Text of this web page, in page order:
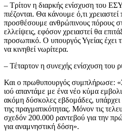
– Τρίτον η διαρκής ενίσχυση του ΕΣΥ
πιέζονται. Θα κάνουμε ό,τι
προσθέσουμε ανθρώπινους πόρους
ελλείψεις, εφόσον χρειαστεί θα
προσωπικό. Ο υπουργός Υγείας έχει
να κινηθεί νωρίτερα.
– Τέταρτον η συνεχής ενίσχυση του
Και ο πρωθυπουργός συμπλήρωσε:
ιού απαντάμε με ένα νέο κύμα
ακόμη δύσκολες εβδομάδες,
της πραγματικότητας. Μόνον τις
σχεδόν 200.000 ραντεβού για την
για αναμνηστική δόση».